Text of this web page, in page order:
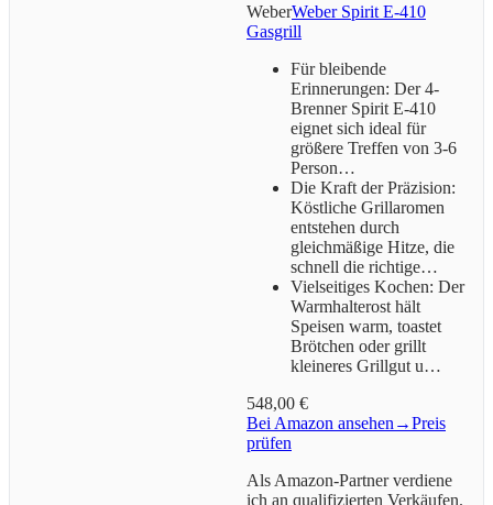
WeberWeber Spirit E-410
Gasgrill
Für bleibende
Erinnerungen: Der 4-
Brenner Spirit E-410
eignet sich ideal für
größere Treffen von 3-6
Person…
Die Kraft der Präzision:
Köstliche Grillaromen
entstehen durch
gleichmäßige Hitze, die
schnell die richtige…
Vielseitiges Kochen: Der
Warmhalterost hält
Speisen warm, toastet
Brötchen oder grillt
kleineres Grillgut u…
548,00 €
Bei Amazon ansehen →Preis
prüfen
Als Amazon-Partner verdiene
ich an qualifizierten Verkäufen.